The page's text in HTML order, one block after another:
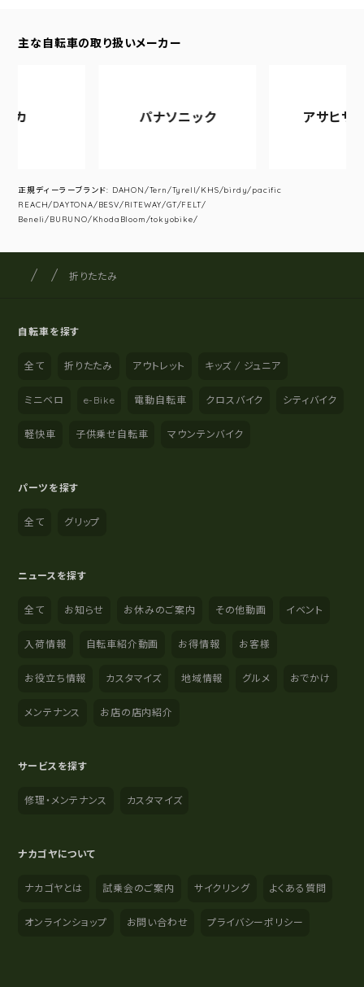
主な自転車の取り扱いメーカー
パナソニック アサヒサイク
正規ディーラーブランド: DAHON/Tern/Tyrell/KHS/birdy/pacific
REACH/DAYTONA/BESV/RITEWAY/GT/FELT/
Beneli/BURUNO/KhodaBloom/tokyobike/
サイト内の現在地
サイクルショップナカゴヤ
折りたたみ
自転車を探す
全て 折りたたみ アウトレット キッズ / ジュニア
ミニベロ e-Bike 電動自転車 クロスバイク シティバイク
軽快車 子供乗せ自転車 マウンテンバイク
パーツを探す
全て グリップ
ニュースを探す
全て お知らせ お休みのご案内 その他動画 イベント
入荷情報 自転車紹介動画 お得情報 お客様
お役立ち情報 カスタマイズ 地域情報 グルメ おでかけ
メンテナンス お店の店内紹介
サービスを探す
修理・メンテナンス カスタマイズ
ナカゴヤについて
ナカゴヤとは 試乗会のご案内 サイクリング よくある質問
オンラインショップ お問い合わせ プライバシーポリシー